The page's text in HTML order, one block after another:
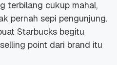
terbilang cukup mahal,
pernah sepi pengunjung.
Starbucks begitu
point dari brand itu